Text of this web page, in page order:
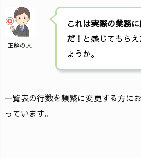
正解の人
これは実際の業務
だ！ と感じてもら
ょうか。
一覧表の行数を頻繁に変更する方に
っています。